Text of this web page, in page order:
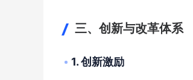
三、创新与改革体系
1. 创新激励